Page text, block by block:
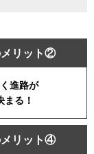
メリット②
進路が
まる！
メリット④